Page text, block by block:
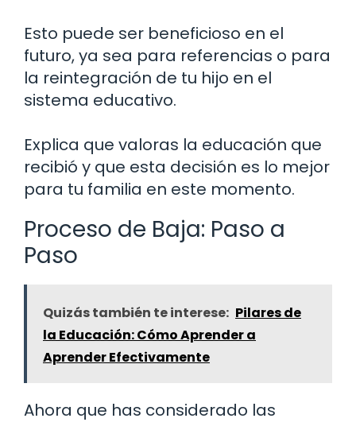
Esto puede ser beneficioso en el
futuro, ya sea para referencias o para
la reintegración de tu hijo en el
sistema educativo.
Explica que valoras la educación que
recibió y que esta decisión es lo mejor
para tu familia en este momento.
Proceso de Baja: Paso a
Paso
Quizás también te interese: Pilares de
la Educación: Cómo Aprender a
Aprender Efectivamente
Ahora que has considerado las